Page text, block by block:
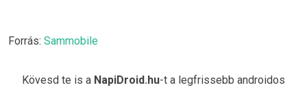
Forrás: Sammobile
Kövesd te is a NapiDroid.hu-t a legfrissebb androidos